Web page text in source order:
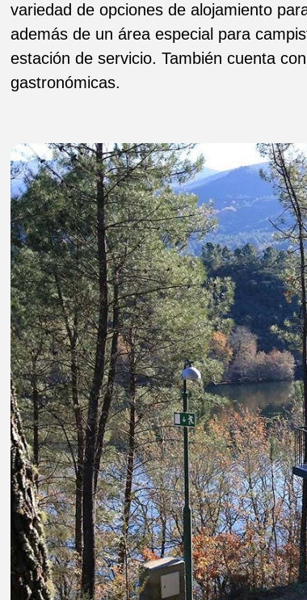
variedad de opciones de alojamiento
además de un área especial para
estación de servicio. También cuenta
gastronómicas.